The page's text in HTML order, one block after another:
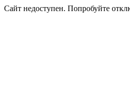
Сайт недоступен. Попробуйте